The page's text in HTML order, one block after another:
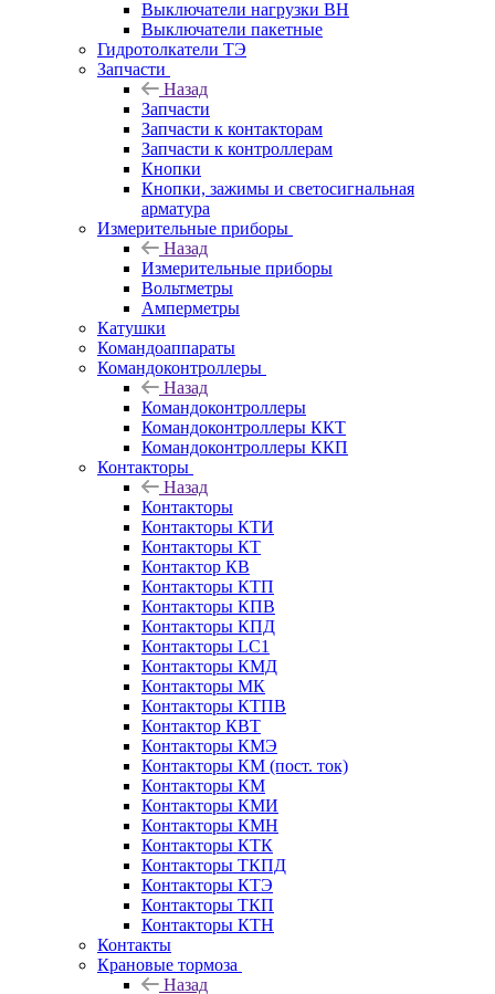
Выключатели нагрузки ВН
Выключатели пакетные
Гидротолкатели ТЭ
Запчасти
Назад
Запчасти
Запчасти к контакторам
Запчасти к контроллерам
Кнопки
Кнопки, зажимы и светосигнальная
арматура
Измерительные приборы
Назад
Измерительные приборы
Вольтметры
Амперметры
Катушки
Командоаппараты
Командоконтроллеры
Назад
Командоконтроллеры
Командоконтроллеры ККТ
Командоконтроллеры ККП
Контакторы
Назад
Контакторы
Контакторы КТИ
Контакторы КТ
Контактор КВ
Контакторы КТП
Контакторы КПВ
Контакторы КПД
Контакторы LC1
Контакторы КМД
Контакторы МК
Контакторы КТПВ
Контактор КВТ
Контакторы КМЭ
Контакторы КМ (пост. ток)
Контакторы КМ
Контакторы КМИ
Контакторы КМН
Контакторы КТК
Контакторы ТКПД
Контакторы КТЭ
Контакторы ТКП
Контакторы КТН
Контакты
Крановые тормоза
Назад